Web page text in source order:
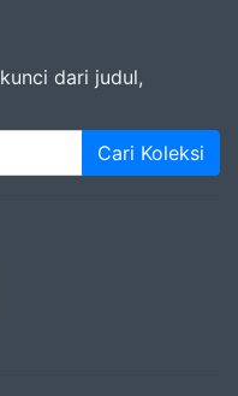
dari judul,
Cari Koleksi